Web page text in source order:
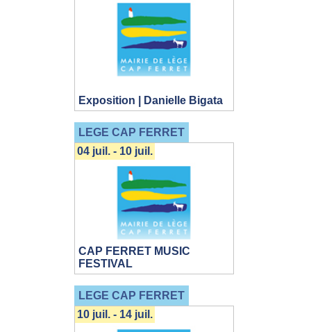
Exposition | Danielle Bigata
LEGE CAP FERRET
CAP FERRET MUSIC
FESTIVAL
04 juil. - 10 juil.
LEGE CAP FERRET
10 juil. - 14 juil.